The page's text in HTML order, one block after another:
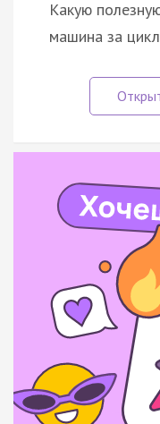
Какую
машина за